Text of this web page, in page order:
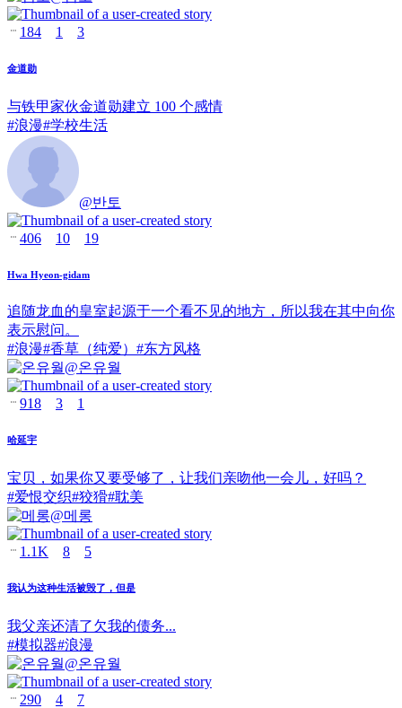
184 1 3
金道勋
与铁甲家伙金道勋建立 100 个感情
#浪漫#学校生活
@반토
406 10 19
Hwa Hyeon-gidam
追随龙血的皇室起源于一个看不见的地方，所以我在其中向你
表示慰问。
#浪漫#香草（纯爱） #东方风格
@온유월
918 3 1
哈延宇
宝贝，如果你又要受够了，让我们亲吻他一会儿，好吗？
#爱恨交织#狡猾#耽美
@메롱
1.1K 8 5
我认为这种生活被毁了，但是
我父亲还清了欠我的债务...
#模拟器#浪漫
@온유월
290 4 7